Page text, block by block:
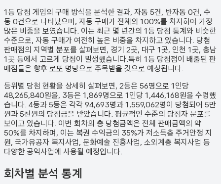
1등 당첨 게임의 구매 방식을 분석한 결과, 자동 5건, 반자동 0건, 수
동 0건 으로 나타났으며, 자동 구매가 전체의 100%를 차지하여 가장
많은 비중을 보였습니다. 이는 최근 몇 년간의 1등 당첨 통계와 비슷한
수준으로, 자동 구매가 여전히 높은 비중을 차지하고 있습니다. 당첨
판매점의 지역별 분포를 살펴보면, 경기 2곳, 대구 1곳, 인천 1곳, 충남
1곳 등에서 고르게 당첨이 발생했습니다. 특히 1등 당첨점이 배출된 판
매점들은 향후 로또 명당으로 주목받을 것으로 예상됩니다.
등위별 당첨 현황을 상세히 살펴보면, 2등은 56명으로 1인당
48,265,840원을, 3등은 1,869명으로 1인당 1,446,168원을 수령했
습니다. 4등과 5등은 각각 94,693명과 1,559,062명이 당첨되어 5만
원과 5천원의 당첨금을 받았습니다. 평균적인 수준의 당첨자 분포를
보이고 있습니다. 이번 회차의 총 당첨금액은 전체 판매금액의 약
50%를 차지하며, 이는 복권 수익금의 35%가 저소득층 주거안정 지
원, 국가유공자 복지사업, 문화예술 진흥사업, 소외계층 복지사업 등
다양한 공익사업에 사용될 예정입니다.
회차별 분석 통계